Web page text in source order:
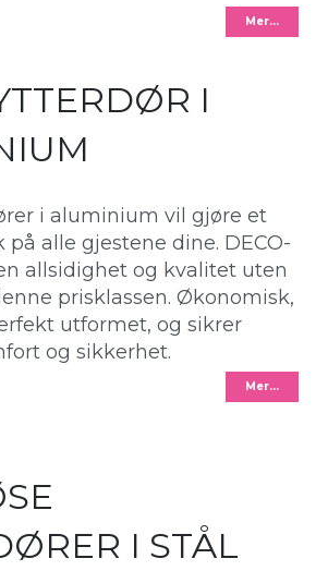
Mer…
I
i aluminium vil gjøre et
alle gjestene dine. DECO-
allsidighet og kvalitet uten
prisklassen. Økonomisk,
utformet, og sikrer
og sikkerhet.
Mer…
I STÅL